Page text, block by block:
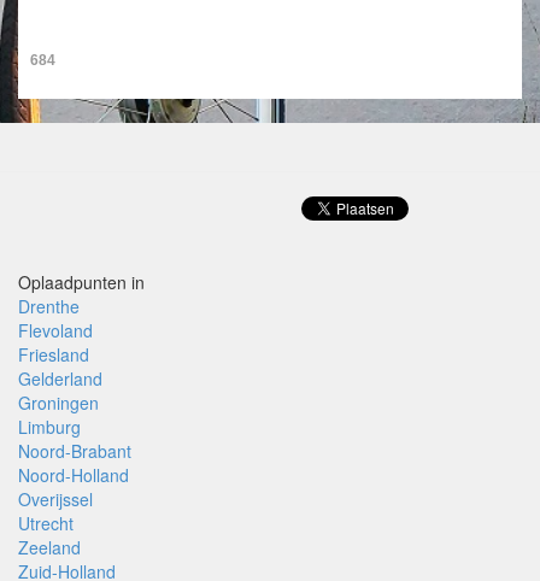
684
Oplaadpunten in
Drenthe
Flevoland
Friesland
Gelderland
Groningen
Limburg
Noord-Brabant
Noord-Holland
Overijssel
Utrecht
Zeeland
Zuid-Holland